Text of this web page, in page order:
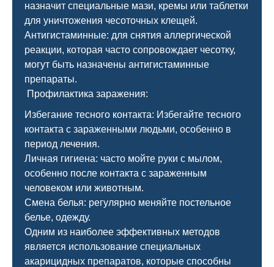
назначит специальные мази, кремы или таблетки
для уничтожения чесоточных клещей.
Антигистаминные: для снятия аллергической
реакции, которая часто сопровождает чесотку,
могут быть назначены антигистаминные
препараты.
Профилактика заражения:
Избегание тесного контакта: Избегайте тесного
контакта с зараженными людьми, особенно в
период лечения.
Личная гигиена: часто мойте руки с мылом,
особенно после контакта с зараженным
человеком или животным.
Смена белья: регулярно меняйте постельное
белье, одежду.
Одним из наиболее эффективных методов
является использование специальных
акарицидных препаратов, которые способны